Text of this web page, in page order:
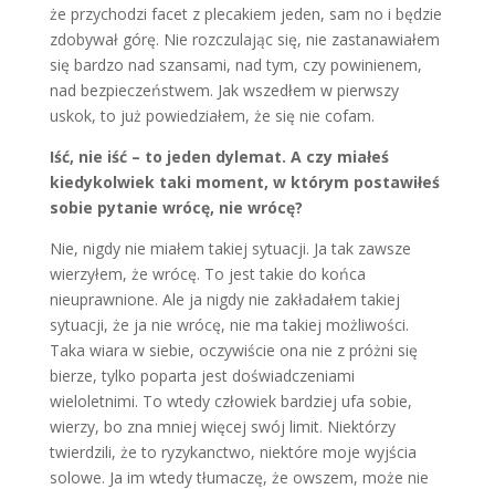
że przychodzi facet z plecakiem jeden, sam no i będzie
zdobywał górę. Nie rozczulając się, nie zastanawiałem
się bardzo nad szansami, nad tym, czy powinienem,
nad bezpieczeństwem. Jak wszedłem w pierwszy
uskok, to już powiedziałem, że się nie cofam.
Iść, nie iść – to jeden dylemat. A czy miałeś
kiedykolwiek taki moment, w którym postawiłeś
sobie pytanie wrócę, nie wrócę?
Nie, nigdy nie miałem takiej sytuacji. Ja tak zawsze
wierzyłem, że wrócę. To jest takie do końca
nieuprawnione. Ale ja nigdy nie zakładałem takiej
sytuacji, że ja nie wrócę, nie ma takiej możliwości.
Taka wiara w siebie, oczywiście ona nie z próżni się
bierze, tylko poparta jest doświadczeniami
wieloletnimi. To wtedy człowiek bardziej ufa sobie,
wierzy, bo zna mniej więcej swój limit. Niektórzy
twierdzili, że to ryzykanctwo, niektóre moje wyjścia
solowe. Ja im wtedy tłumaczę, że owszem, może nie